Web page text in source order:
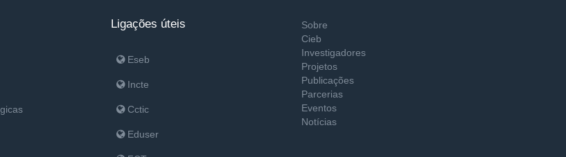
Ligações úteis
Eseb
Incte
Cctic
Eduser
Sobre
Cieb
Investigadores
Projetos
Publicações
Parcerias
Eventos
Notícias